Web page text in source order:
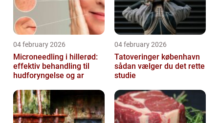
04 february 2026
Microneedling i hillerød:
effektiv behandling til
hudforyngelse og ar
04 february 2026
Tatoveringer københavn
sådan vælger du det rette
studie